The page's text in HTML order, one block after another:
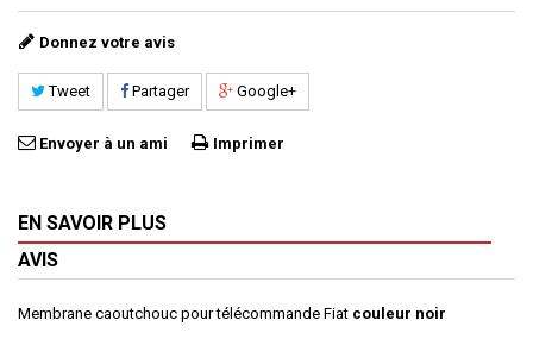
Donnez votre avis
Tweet Partager Google+
Envoyer à un ami Imprimer
EN SAVOIR PLUS
AVIS
Membrane caoutchouc pour télécommande Fiat couleur noir